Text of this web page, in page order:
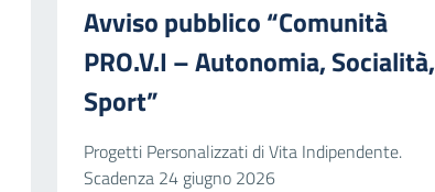
Avviso pubblico “Comunità
PRO.V.I – Autonomia, Socialità,
Sport”
Progetti Personalizzati di Vita Indipendente.
Scadenza 24 giugno 2026